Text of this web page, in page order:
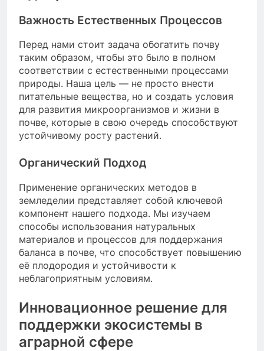
Важность Естественных Процессов
Перед нами стоит задача обогатить почву
таким образом, чтобы это было в полном
соответствии с естественными процессами
природы. Наша цель — не просто внести
питательные вещества, но и создать условия
для развития микроорганизмов и жизни в
почве, которые в свою очередь способствуют
устойчивому росту растений.
Органический Подход
Применение органических методов в
земледелии представляет собой ключевой
компонент нашего подхода. Мы изучаем
способы использования натуральных
материалов и процессов для поддержания
баланса в почве, что способствует повышению
её плодородия и устойчивости к
неблагоприятным условиям.
Инновационное решение для
поддержки экосистемы в
аграрной сфере